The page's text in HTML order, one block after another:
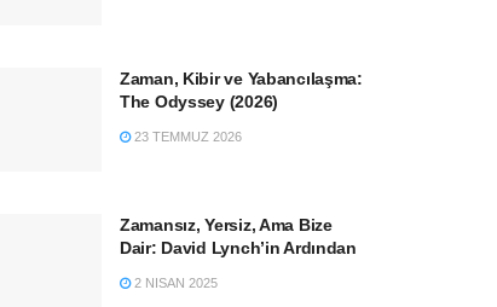
Zaman, Kibir ve Yabancılaşma:
The Odyssey (2026)
23 TEMMUZ 2026
Zamansız, Yersiz, Ama Bize
Dair: David Lynch’in Ardından
2 NISAN 2025